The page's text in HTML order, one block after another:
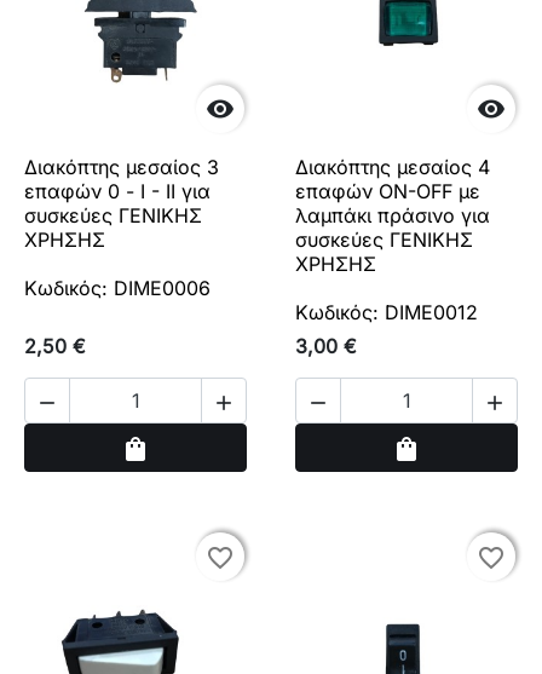

Διακόπτης μεσαίος 3
επαφών 0 - I - II για
συσκεύες ΓΕΝΙΚΗΣ
ΧΡΗΣΗΣ
Κωδικός: DIME0006
2,50 €
 
shopping_bag

Διακόπτης μεσαίος 4
επαφών ON-OFF με
λαμπάκι πράσινο για
συσκεύες ΓΕΝΙΚΗΣ
ΧΡΗΣΗΣ
Κωδικός: DIME0012
3,00 €
 
shopping_bag
favorite_border
favorite_border favorite_border
favorite_border